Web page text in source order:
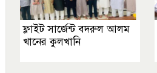
ফ্লাইট সার্জেন্ট বদরুল আলম
খানের কুলখানি